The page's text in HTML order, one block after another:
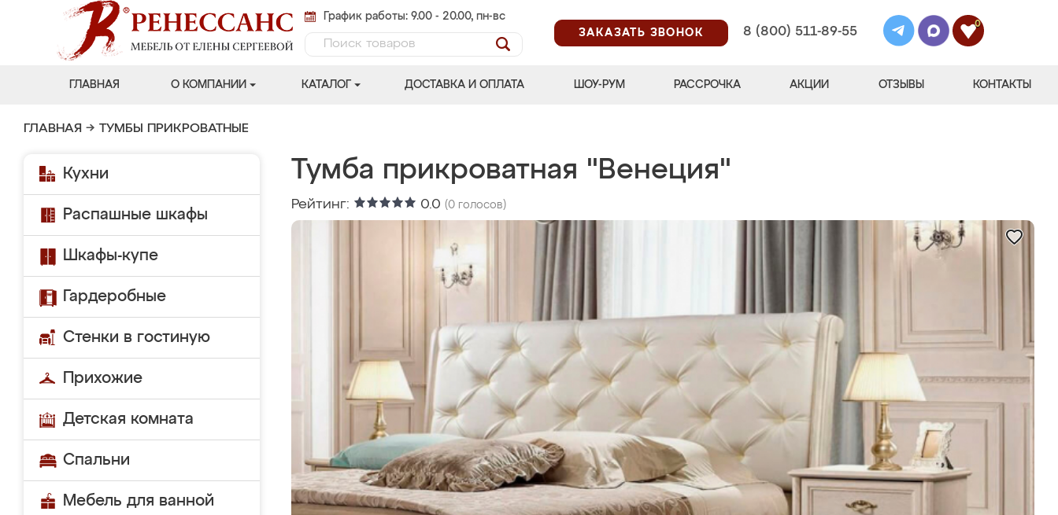
График работы: 9.00 - 20.00, пн-вс
ЗАКАЗАТЬ ЗВОНОК
8 (800) 511-89-55
0
ГЛАВНАЯ О КОМПАНИИ КАТАЛОГ ДОСТАВКА И ОПЛАТА ШОУ-РУМ РАССРОЧКА АКЦИИ ОТЗЫВЫ КОНТАКТЫ
ГЛАВНАЯ → ТУМБЫ ПРИКРОВАТНЫЕ
Кухни
Распашные шкафы
Шкафы-купе
Гардеробные
Стенки в гостиную
Прихожие
Детская комната
Спальни
Мебель для ванной
Тумба прикроватная "Венеция"
Рейтинг: 0.0 (0 голосов)